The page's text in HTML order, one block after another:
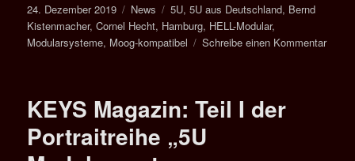
Veröffentlicht
am
24. Dezember 2019 Kategorien
News Schlagwörter
5U,5U aus Deutschland, Bernd
Kistenmacher,Cornel Hecht, Hamburg, HELL-Modular,
Modularsysteme, Moog-kompatibel Schreibe einen Kommentarzu
KEYS Magazin: Teil I der
Portraitreihe „5U